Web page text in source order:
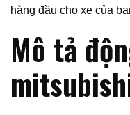
hàng đầu cho xe của
Mô tả